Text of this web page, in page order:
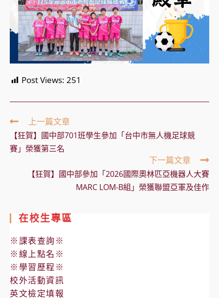
Post Views: 251
Read
more
articles
上一篇文章
【狂賀】國中部701班學生參加「台中市無人機足球競
賽」榮獲第三名
下一篇文章
【狂賀】國中部參加「2026國際奧林匹亞機器人大賽
MARC LOM-B組」榮獲聯盟亞軍及佳作
在校生專區
※課表查詢※
※線上點名※
※學習歷程※
校外活動資訊
英文檢定填報